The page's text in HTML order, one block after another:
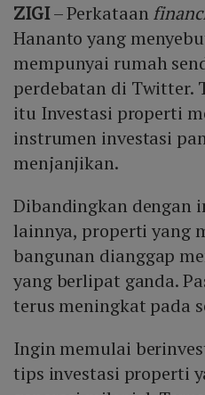
ZIGI– Perkataan
Hananto yang
mempunyai rumah
perdebatan di Twitter.
itu Investasi properti
instrumen investasi
menjanjikan.
Dibandingkan dengan
lainnya, properti yang
bangunan dianggap
yang berlipat ganda.
terus meningkat pada
Ingin memulai
tips investasi properti